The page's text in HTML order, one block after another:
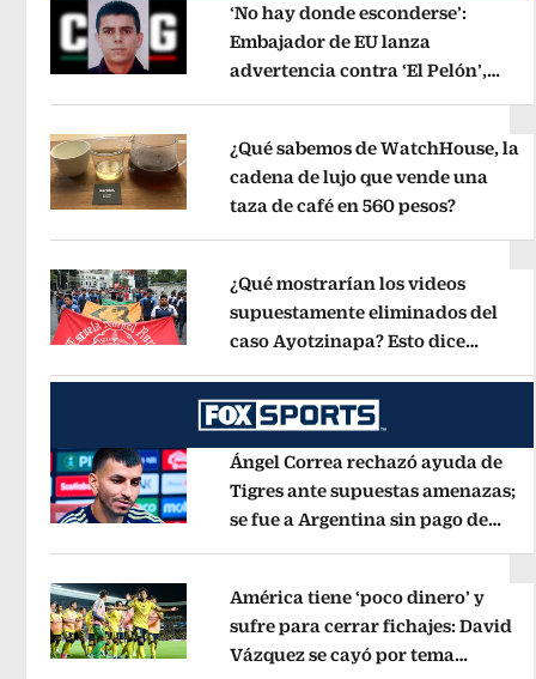
‘No hay donde esconderse’:
Embajador de EU lanza
advertencia contra ‘El Pelón’,
¿Qué sabemos de WatchHouse, la
cadena de lujo que vende una
taza de café en 560 pesos?Opens
¿Qué mostrarían los videos
supuestamente eliminados del
caso Ayotzinapa? Esto dice
Ángel Correa rechazó ayuda de
Tigres ante supuestas amenazas;
se fue a Argentina sin pago de
América tiene ‘poco dinero’ y
sufre para cerrar fichajes: David
Vázquez se cayó por tema